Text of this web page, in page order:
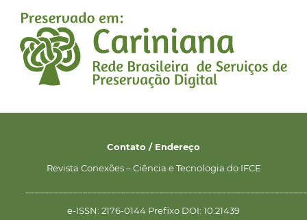
Contato / Endereço
Revista Conexões – Ciência e Tecnologia do IFCE
e-ISSN: 2176-0144 Prefixo DOI: 10.21439